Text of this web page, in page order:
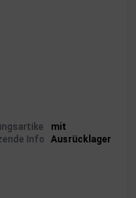
Info
mit
Ausrücklager